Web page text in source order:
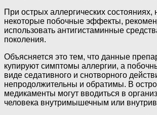
При острых аллергических состояниях,
некоторые побочные эффекты,
использовать антигистаминные
поколения.
Объясняется это тем, что данные
купируют симптомы аллергии, а
виде седативного и снотворного
непродолжительны и обратимы. В
медикаменты могут вводиться в
человека внутримышечным или